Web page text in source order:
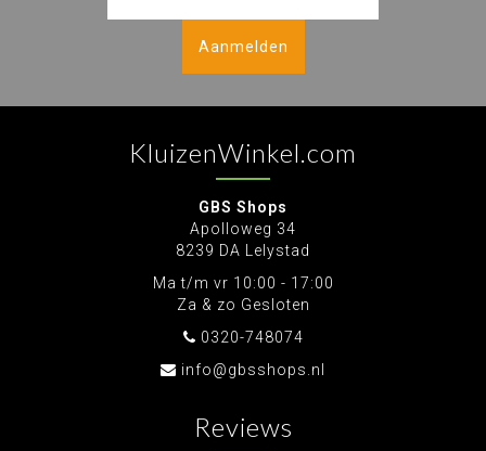
Aanmelden
KluizenWinkel.com
GBS Shops
Apolloweg 34
8239 DA Lelystad
Ma t/m vr 10:00 - 17:00
Za & zo Gesloten
0320-748074
info@gbsshops.nl
Reviews